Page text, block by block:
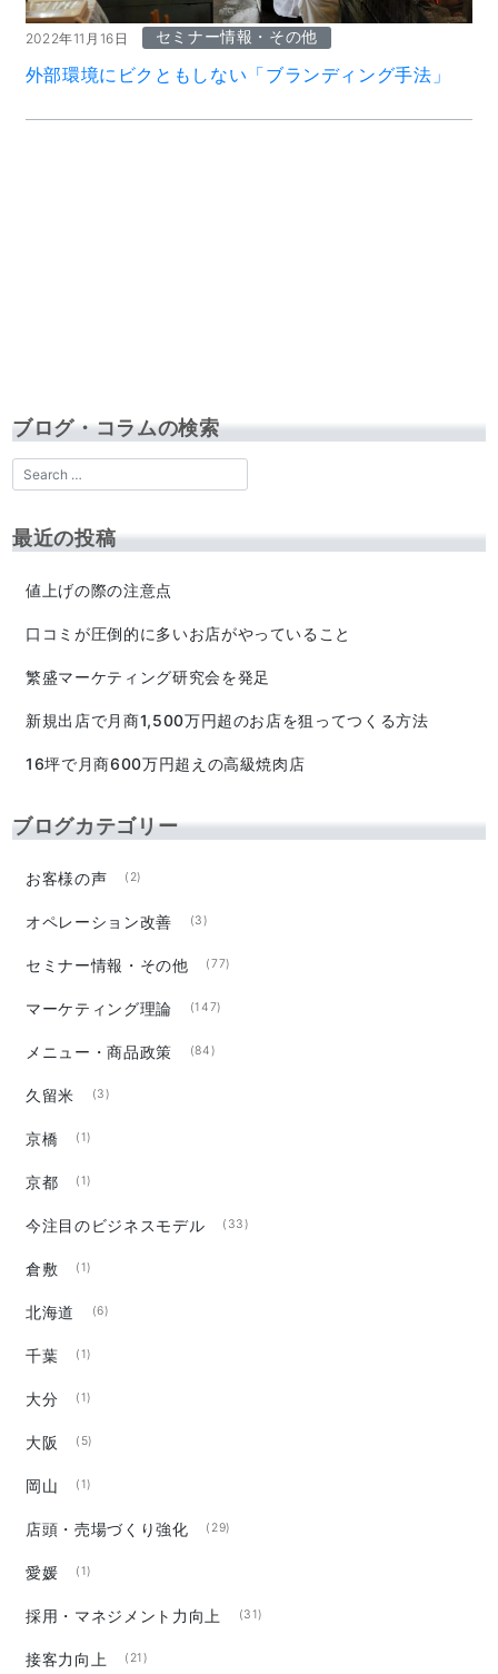
2022年11月16日 セミナー情報・その他
外部環境にビクともしない「ブランディング手法」
ブログ・コラムの検索
最近の投稿
値上げの際の注意点
口コミが圧倒的に多いお店がやっていること
繁盛マーケティング研究会を発足
新規出店で月商1,500万円超のお店を狙ってつくる方法
16坪で月商600万円超えの高級焼肉店
ブログカテゴリー
お客様の声 (2)
オペレーション改善 (3)
セミナー情報・その他 (77)
マーケティング理論 (147)
メニュー・商品政策 (84)
久留米 (3)
京橋 (1)
京都 (1)
今注目のビジネスモデル (33)
倉敷 (1)
北海道 (6)
千葉 (1)
大分 (1)
大阪 (5)
岡山 (1)
店頭・売場づくり強化 (29)
愛媛 (1)
採用・マネジメント力向上 (31)
接客力向上 (21)